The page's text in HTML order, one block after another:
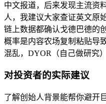
中文报道，后来发现主流资
人，我建议大家查证英文原
链上数据都确认戈德巴德的
概率是内容农场复制粘贴导
混乱，DYOR（自己做研究
对投资者的实际建议
了解创始人背景能帮你避开